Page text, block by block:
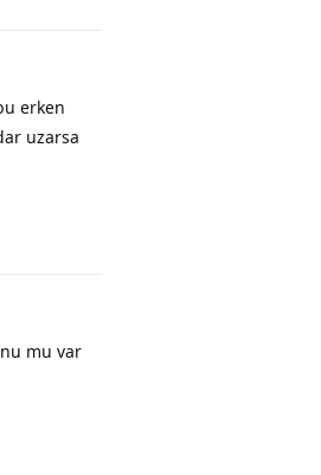
erken
uzarsa
mu var